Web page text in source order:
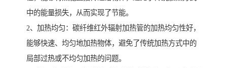
中的能量损失，从而实现了节能。
2、加热均匀：碳纤维红外辐射加热管的加热均匀性好，
能够快速、均匀地加热物体，避免了传统加热方式中的
局部过热或不均匀加热的问题。